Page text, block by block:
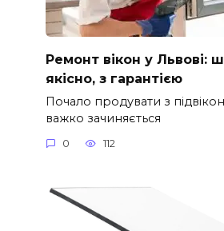
Ремонт вікон у Львові:
якісно, з гарантією
Почало продувати з
важко зачиняється
0 112